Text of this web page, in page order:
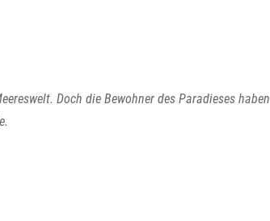
Doch die Bewohner des Paradieses haben